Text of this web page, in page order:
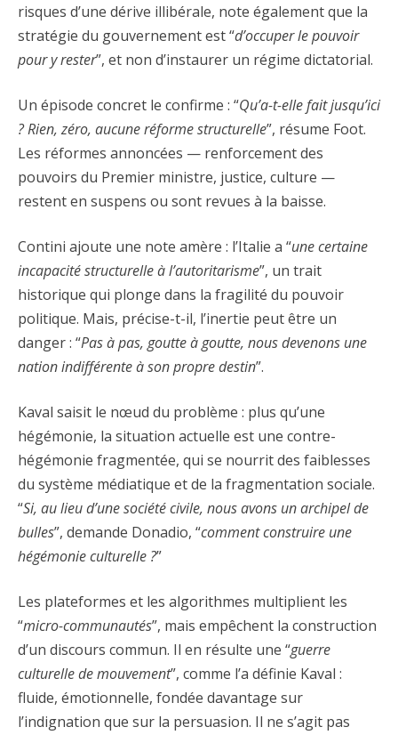
risques d’une dérive illibérale, note également que la
stratégie du gouvernement est “d’occuper le pouvoir
pour y rester”, et non d’instaurer un régime dictatorial.
Un épisode concret le confirme : “Qu’a-t-elle fait jusqu’ici
? Rien, zéro, aucune réforme structurelle”, résume Foot.
Les réformes annoncées — renforcement des
pouvoirs du Premier ministre, justice, culture —
restent en suspens ou sont revues à la baisse.
Contini ajoute une note amère : l’Italie a “une certaine
incapacité structurelle à l’autoritarisme”, un trait
historique qui plonge dans la fragilité du pouvoir
politique. Mais, précise-t-il, l’inertie peut être un
danger : “Pas à pas, goutte à goutte, nous devenons une
nation indifférente à son propre destin”.
Kaval saisit le nœud du problème : plus qu’une
hégémonie, la situation actuelle est une contre-
hégémonie fragmentée, qui se nourrit des faiblesses
du système médiatique et de la fragmentation sociale.
“Si, au lieu d’une société civile, nous avons un archipel de
bulles”, demande Donadio, “comment construire une
hégémonie culturelle ?”
Les plateformes et les algorithmes multiplient les
“micro-communautés”, mais empêchent la construction
d’un discours commun. Il en résulte une “guerre
culturelle de mouvement”, comme l’a définie Kaval :
fluide, émotionnelle, fondée davantage sur
l’indignation que sur la persuasion. Il ne s’agit pas